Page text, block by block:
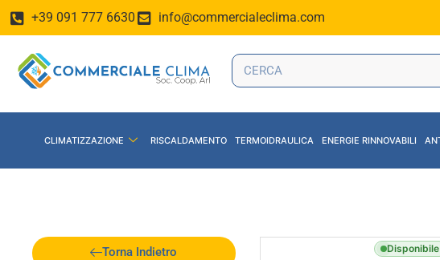
+39 091 777 6630 info@commercialeclima.com
CLIMATIZZAZIONE RISCALDAMENTO TERMOIDRAULICA ENERGIE RINNOVABILI
Torna Indietro Disponibile